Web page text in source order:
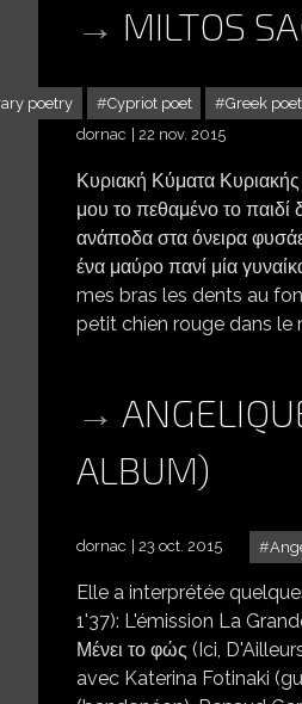
MILTOS
poetry Cypriot poet Greek
dornac
22 nov. 2015
Κυριακή Κύματα Κυριακής
μου το πεθαμένο το παιδί
ανάποδα στα όνειρα
ένα μαύρο πανί μία
mes bras les dents au
petit chien rouge dans le
ALBUM)
dornac 23 oct. 2015
Elle a interprétée
1'37): L'émission La
Μένει το φώς (Ici,
avec Katerina Fotinaki